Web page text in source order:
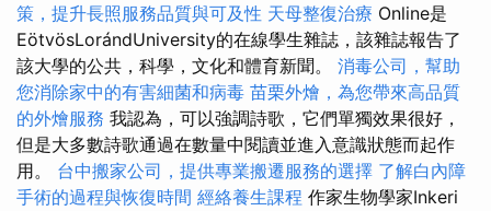
策，提升長照服務品質與可及性 天母整復治療 Online是
EötvösLorándUniversity的在線學生雜誌，該雜誌報告了
該大學的公共，科學，文化和體育新聞。 消毒公司，幫助
您消除家中的有害細菌和病毒 苗栗外燴，為您帶來高品質
的外燴服務 我認為，可以強調詩歌，它們單獨效果很好，
但是大多數詩歌通過在數量中閱讀並進入意識狀態而起作
用。 台中搬家公司，提供專業搬遷服務的選擇 了解白內障
手術的過程與恢復時間 經絡養生課程 作家生物學家Inkeri